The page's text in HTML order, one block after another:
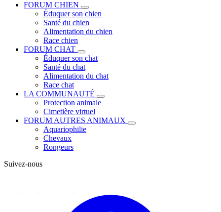
FORUM CHIEN
Éduquer son chien
Santé du chien
Alimentation du chien
Race chien
FORUM CHAT
Éduquer son chat
Santé du chat
Alimentation du chat
Race chat
LA COMMUNAUTÉ
Protection animale
Cimetière virtuel
FORUM AUTRES ANIMAUX
Aquariophilie
Chevaux
Rongeurs
Suivez-nous